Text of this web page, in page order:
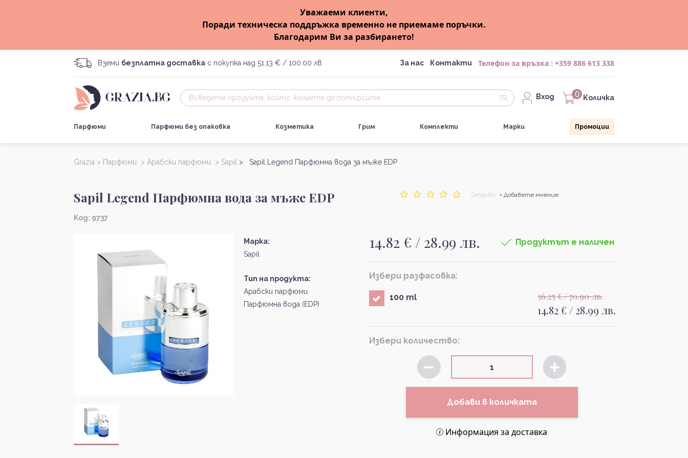
Уважаеми клиенти,
Поради техническа поддръжка временно не приемаме поръчки.
Благодарим Ви за разбирането!
Вземи безплатна доставка с покупка над 51.13 € / 100.00 лв. За нас Контакти Телефон за връзка : +359 886 613 338
Вход 0 Количка
Парфюми Парфюми без опаковка Козметика Грим Комплекти Марки Промоции
Grazia > Парфюми > Арабски парфюми > Sapil > Sapil Legend Парфюмна вода за мъже EDP
Sapil Legend Парфюмна вода за мъже EDP
Kод: 9737
Отзиви + Добавете мнение
Марка:
Sapil
Тип на продукта:
Арабски парфюми
Парфюмна вода (EDP)
14.82 € / 28.99 лв. Продуктът е наличен
Избери разфасовка:
100 ml 36.25 € / 70.90 лв.
14.82 € / 28.99 лв.
Избери количество:
Добави в количката
Информация за доставка